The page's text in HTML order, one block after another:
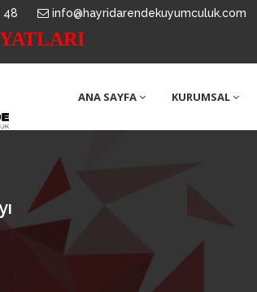
48 info@hayridarendekuyumculuk.com
ANA SAYFA KURUMSAL